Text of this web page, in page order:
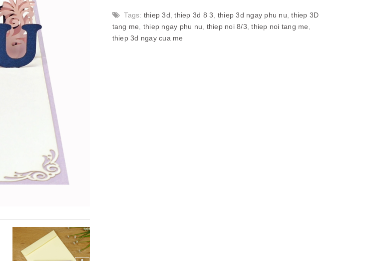
Tags: thiep 3d ,thiep 3d 8 3 thiep 3d ngay phu nu ,thiep 3D
tang me
thiep ngay phu nu thiep noi 8/3 ,thiep noi tang me
thiep 3d ngay cua me